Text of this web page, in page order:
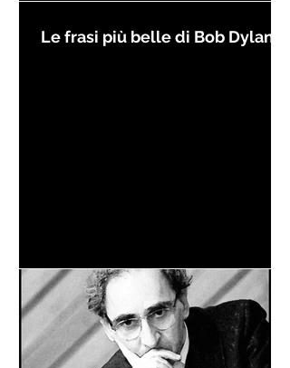
Le frasi più belle di Bob Dylan